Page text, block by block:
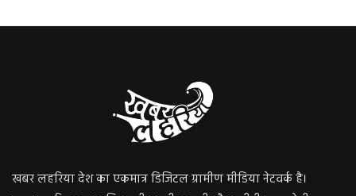
खबर लहरिया देश का एकमात्र डिजिटल ग्रामीण मीडिया नेटवर्क है।